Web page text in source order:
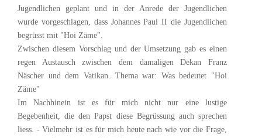
Jugendlichen geplant und in der Anrede der Jugendlichen
wurde vorgeschlagen, dass Johannes Paul II die Jugendlichen
begrüsst mit "Hoi Zäme".
Zwischen diesem Vorschlag und der Umsetzung gab es einen
regen Austausch zwischen dem damaligen Dekan Franz
Näscher und dem Vatikan. Thema war: Was bedeutet "Hoi
Zäme"
Im Nachhinein ist es für mich nicht nur eine lustige
Begebenheit, die den Papst diese Begrüssung auch sprechen
liess. - Vielmehr ist es für mich heute nach wie vor die Frage,